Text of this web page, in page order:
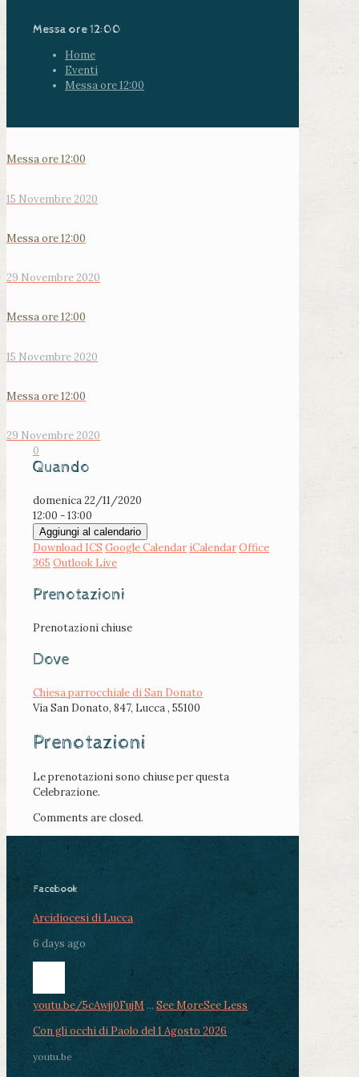
Messa ore 12:00
Home
Eventi
Messa ore 12:00
Messa ore 12:00
15 Novembre 2020
Messa ore 12:00
29 Novembre 2020
Messa ore 12:00
15 Novembre 2020
Messa ore 12:00
29 Novembre 2020
0
Quando
domenica 22/11/2020
12:00 - 13:00
Aggiungi al calendario
Download ICS Google Calendar iCalendarOffice
365 Outlook Live
Prenotazioni
Prenotazioni chiuse
Dove
Chiesa parrocchiale di San Donato
Via San Donato, 847, Lucca , 55100
Prenotazioni
Le prenotazioni sono chiuse per questa
Celebrazione.
Comments are closed.
Facebook
Arcidiocesi di Lucca
6 days ago
youtu.be/5cAwjj0FujM ... See MoreSee Less
Con gli occhi di Paolo del 1 Agosto 2026
youtu.be